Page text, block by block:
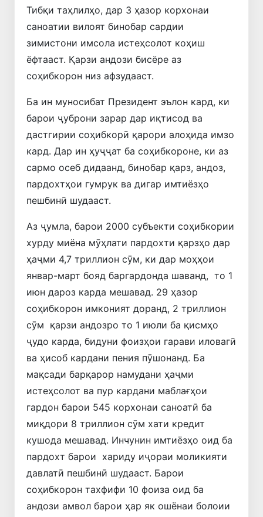
Тибқи таҳлилҳо, дар 3 ҳазор корхонаи
саноатии вилоят бинобар сардии
зимистони имсола истеҳсолот коҳиш
ёфтааст. Қарзи андози бисёре аз
соҳибкорон низ афзудааст.
Ба ин муносибат Президент эълон кард, ки
барои ҷуброни зарар дар иқтисод ва
дастгирии соҳибкорӣ қарори алоҳида имзо
кард. Дар ин ҳуҷҷат ба соҳибкороне, ки аз
сармо осеб дидаанд, бинобар қарз, андоз,
пардохтҳои гумрук ва дигар имтиёзҳо
пешбинӣ шудааст.
Аз ҷумла, барои 2000 субъекти соҳибкории
хурду миёна мӯҳлати пардохти қарзҳо дар
ҳаҷми 4,7 триллион сӯм, ки дар моҳҳои
январ-март бояд баргардонда шаванд, то 1
июн дароз карда мешавад. 29 ҳазор
соҳибкорон имконият доранд, 2 триллион
сӯм қарзи андозро то 1 июли ба қисмҳо
ҷудо карда, бидуни фоизҳои гарави иловагӣ
ва ҳисоб кардани пения пӯшонанд. Ба
мақсади барқарор намудани ҳаҷми
истеҳсолот ва пур кардани маблағҳои
гардон барои 545 корхонаи саноатӣ ба
миқдори 8 триллион сӯм хати кредит
кушода мешавад. Инчунин имтиёзҳо оид ба
пардохт барои хариду иҷораи моликияти
давлатӣ пешбинӣ шудааст. Барои
соҳибкорон тахфифи 10 фоиза оид ба
андози амвол барои ҳар як ошёнаи болоии